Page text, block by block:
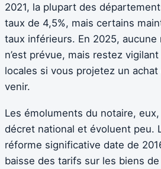
2021, la plupart des
taux de 4,5%, mais certains
taux inférieurs. En 2025, aucune
n’est prévue, mais restez
locales si vous projetez un
venir.
Les émoluments du notaire,
décret national et évoluent peu.
réforme significative date de
baisse des tarifs sur les biens